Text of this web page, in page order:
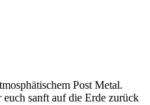
Post Metal.
sanft auf die Erde zurück